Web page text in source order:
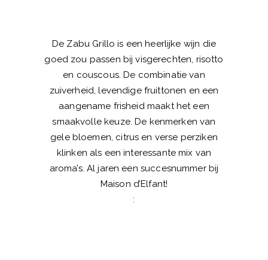
De Zabu Grillo is een heerlijke wijn die
goed zou passen bij visgerechten, risotto
en couscous. De combinatie van
zuiverheid, levendige fruittonen en een
aangename frisheid maakt het een
smaakvolle keuze. De kenmerken van
gele bloemen, citrus en verse perziken
klinken als een interessante mix van
aroma’s. Al jaren een succesnummer bij
Maison d’Elfant!
: